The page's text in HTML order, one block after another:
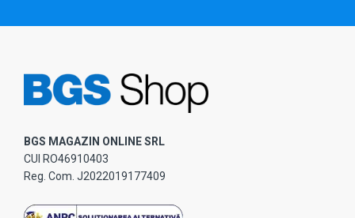
BGS MAGAZIN ONLINE SRL
CUI RO46910403
Reg. Com. J2022019177409